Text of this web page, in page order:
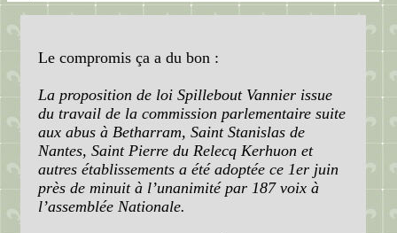
Le compromis ça a du bon :
La proposition de loi Spillebout Vannier issue
du travail de la commission parlementaire suite
aux abus à Betharram, Saint Stanislas de
Nantes, Saint Pierre du Relecq Kerhuon et
autres établissements a été adoptée ce 1er juin
près de minuit à l’unanimité par 187 voix à
l’assemblée Nationale.